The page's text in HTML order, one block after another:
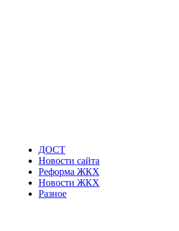
ДОСТ
Новости сайта
Реформа ЖКХ
Новости ЖКХ
Разное